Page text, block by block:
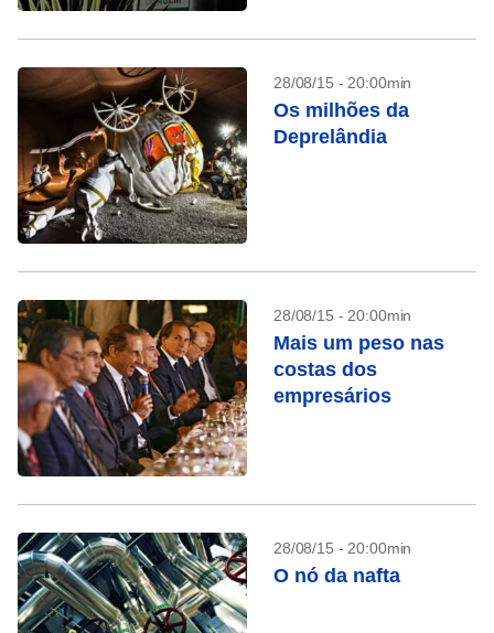
28/08/15 - 20:00min
Os milhões da
Deprelândia
28/08/15 - 20:00min
Mais um peso nas
costas dos
empresários
28/08/15 - 20:00min
O nó da nafta